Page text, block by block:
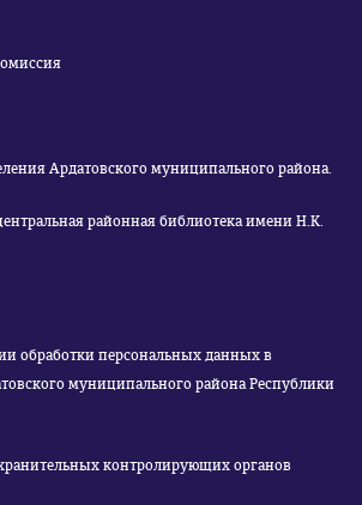
Ардатовского муниципального района.
районная библиотека имени Н.К.
обработки персональных данных в
муниципального района Республики
контролирующих органов